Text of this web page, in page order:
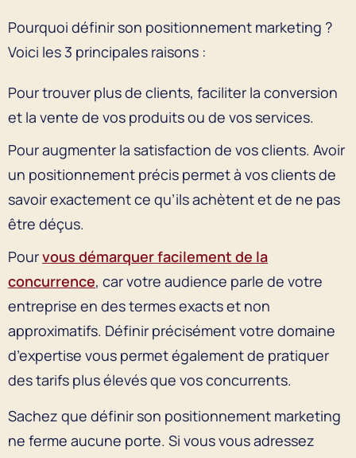
Pourquoi définir son positionnement marketing ?
Voici les 3 principales raisons :
Pour trouver plus de clients, faciliter la conversion
et la vente de vos produits ou de vos services.
Pour augmenter la satisfaction de vos clients. Avoir
un positionnement précis permet à vos clients de
savoir exactement ce qu’ils achètent et de ne pas
être déçus.
Pourvous démarquer facilement de la
concurrence, car votre audience parle de votre
entreprise en des termes exacts et non
approximatifs. Définir précisément votre domaine
d’expertise vous permet également de pratiquer
des tarifs plus élevés que vos concurrents.
Sachez que définir son positionnement marketing
ne ferme aucune porte. Si vous vous adressez